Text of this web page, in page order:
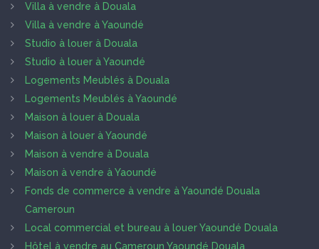
Villa à vendre à Douala
Villa à vendre à Yaoundé
Studio à louer à Douala
Studio à louer à Yaoundé
Logements Meublés à Douala
Logements Meublés à Yaoundé
Maison à louer à Douala
Maison à louer à Yaoundé
Maison à vendre à Douala
Maison à vendre à Yaoundé
Fonds de commerce à vendre à Yaoundé Douala
Cameroun
Local commercial et bureau à louer Yaoundé Douala
Hôtel à vendre au Cameroun Yaoundé Douala